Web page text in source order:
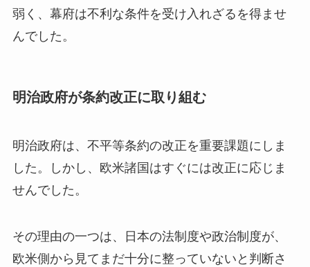
弱く、幕府は不利な条件を受け入れざるを得ませ
んでした。
明治政府が条約改正に取り組む
明治政府は、不平等条約の改正を重要課題にしま
した。しかし、欧米諸国はすぐには改正に応じま
せんでした。
その理由の一つは、日本の法制度や政治制度が、
欧米側から見てまだ十分に整っていないと判断さ